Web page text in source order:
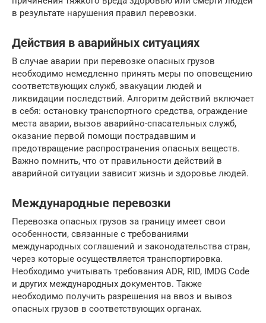
в результате нарушения правил перевозки.
Действия в аварийных ситуациях
В случае аварии при перевозке опасных грузов
необходимо немедленно принять меры по оповещению
соответствующих служб, эвакуации людей и
ликвидации последствий. Алгоритм действий включает
в себя: остановку транспортного средства, ограждение
места аварии, вызов аварийно-спасательных служб,
оказание первой помощи пострадавшим и
предотвращение распространения опасных веществ.
Важно помнить, что от правильности действий в
аварийной ситуации зависит жизнь и здоровье людей.
Международные перевозки
Перевозка опасных грузов за границу имеет свои
особенности, связанные с требованиями
международных соглашений и законодательства стран,
через которые осуществляется транспортировка.
Необходимо учитывать требования ADR, RID, IMDG Code
и других международных документов. Также
необходимо получить разрешения на ввоз и вывоз
опасных грузов в соответствующих органах.